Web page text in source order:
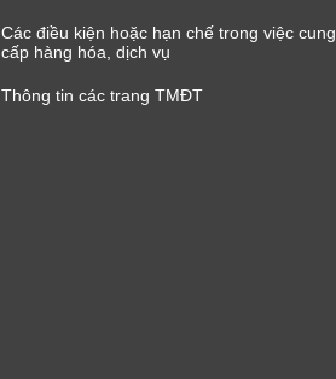
Các điều kiện hoặc hạn chế trong việc cung
cấp hàng hóa, dịch vụ
Thông tin các trang TMĐT